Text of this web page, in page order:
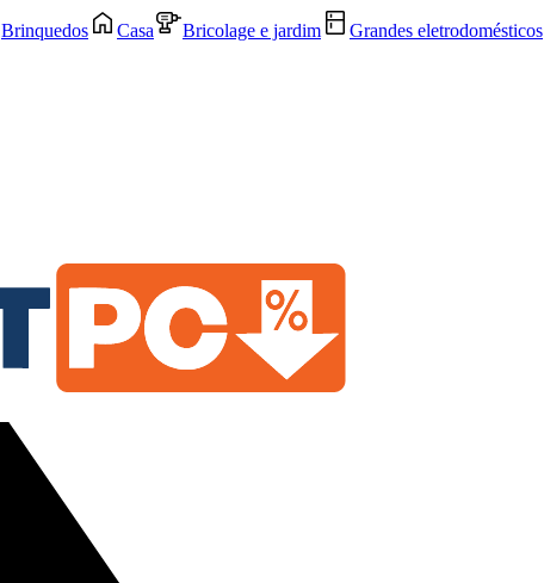
Brinquedos Casa Bricolage e jardim Grandes eletrodomésticos